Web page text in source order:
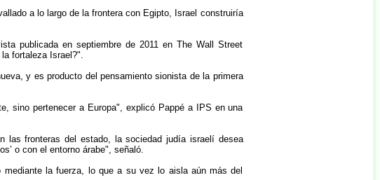
a lo largo de la frontera con Egipto, Israel construiría
publicada en septiembre de 2011 en The Wall Street
fortaleza Israel?".
y es producto del pensamiento sionista de la primera
sino pertenecer a Europa", explicó Pappé a IPS en una
las fronteras del estado, la sociedad judía israelí desea
o con el entorno árabe", señaló.
la fuerza, lo que a su vez lo aisla aún más del